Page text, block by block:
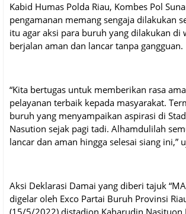
Kabid Humas Polda Riau, Kombes Pol
pengamanan memang sengaja dilakukan
itu agar aksi para buruh yang dilakukan di
berjalan aman dan lancar tanpa gangguan.
“Kita bertugas untuk memberikan rasa
pelayanan terbaik kepada masyarakat.
buruh yang menyampaikan aspirasi di
Nasution sejak pagi tadi. Alhamdulilah
lancar dan aman hingga selesai siang ini,”
Aksi Deklarasi Damai yang diberi tajuk
digelar oleh Exco Partai Buruh Provinsi